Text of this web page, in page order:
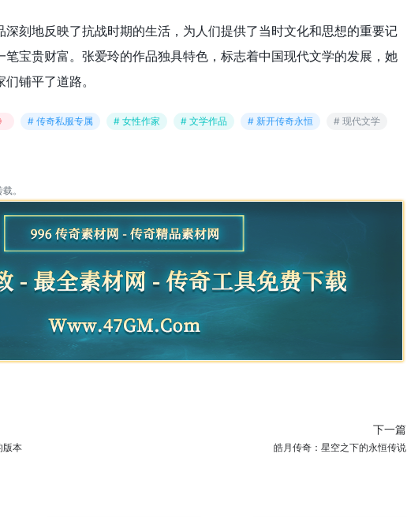
深刻地反映了抗战时期的生活，为人们提供了当时文化和思想的重要记
宝贵财富。张爱玲的作品独具特色，标志着中国现代文学的发展，她
铺平了道路。
# 传奇私服专属 # 女性作家 # 文学作品 # 新开传奇永恒
# 现代文学
。
版本
下一篇
皓月传奇：星空之下的永恒传说